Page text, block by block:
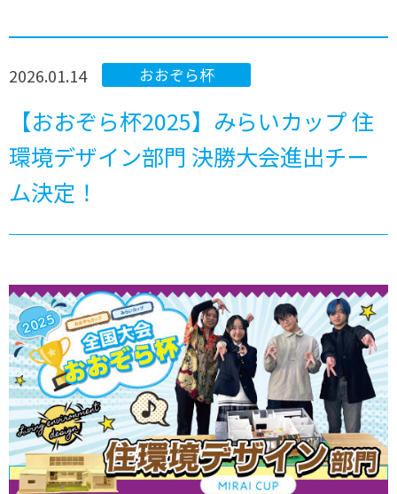
2026.01.14 おおぞら杯
【おおぞら杯2025】みらいカップ 住
環境デザイン部門 決勝大会進出チー
ム決定！